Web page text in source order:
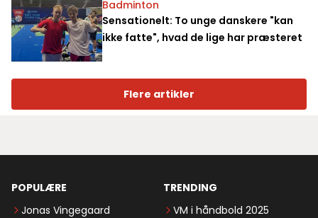
Badminton
Sensationelt: To unge danskere "kan
ikke fatte", hvad de lige har præsteret
Flere artikler
POPULÆRE
Jonas Vingegaard
TRENDING
VM i håndbold 2025